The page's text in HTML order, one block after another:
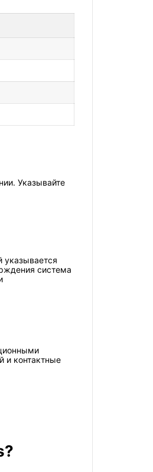
Указывайте
указывается
система
и контактные